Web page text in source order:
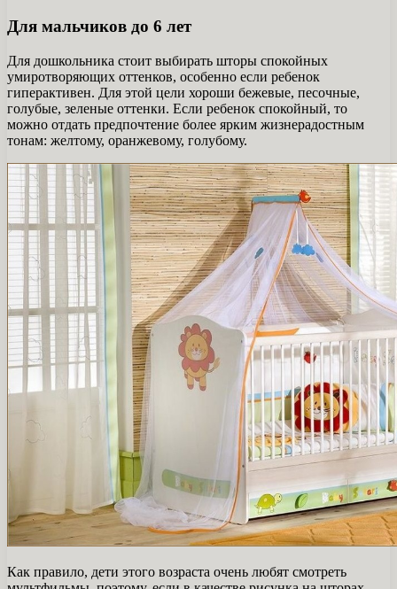
Для мальчиков до 6 лет
Для дошкольника стоит выбирать шторы спокойных
умиротворяющих оттенков, особенно если ребенок
гиперактивен. Для этой цели хороши бежевые, песочные,
голубые, зеленые оттенки. Если ребенок спокойный, то
можно отдать предпочтение более ярким жизнерадостным
тонам: желтому, оранжевому, голубому.
Как правило, дети этого возраста очень любят смотреть